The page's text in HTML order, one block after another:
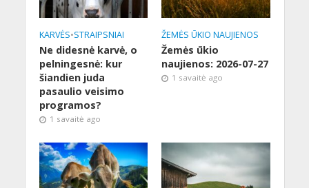
KARVĖS•STRAIPSNIAI
Ne didesnė karvė, o
pelningesnė: kur
šiandien juda
pasaulio veisimo
programos?
1 savaitė ago
ŽEMĖS ŪKIO NAUJIENOS
Žemės ūkio
naujienos: 2026-07-27
1 savaitė ago